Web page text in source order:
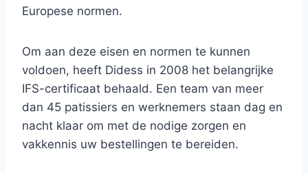
Europese normen.
Om aan deze eisen en normen te kunnen
voldoen, heeft Didess in 2008 het belangrijke
IFS-certificaat behaald. Een team van meer
dan 45 patissiers en werknemers staan dag en
nacht klaar om met de nodige zorgen en
vakkennis uw bestellingen te bereiden.